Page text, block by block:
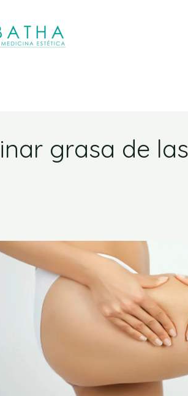
grasa de